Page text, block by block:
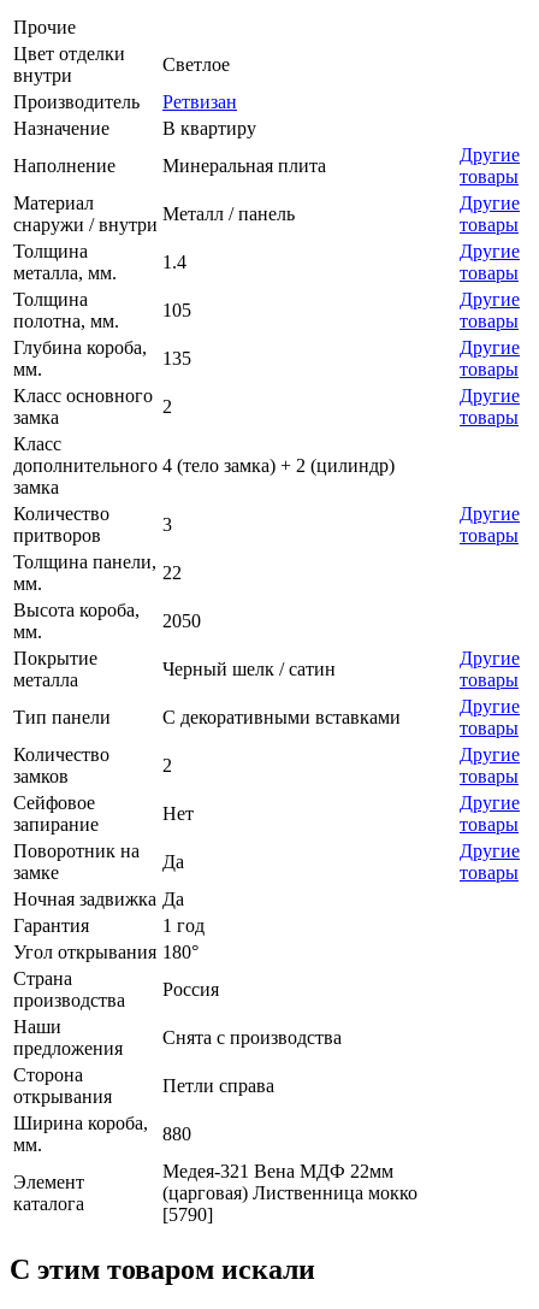
Прочие
Цвет отделки
внутри
Светлое
Производитель
Ретвизан
Назначение
В квартиру
Наполнение
Минеральная плита
Другие
товары
Материал
снаружи / внутри
Металл / панель
Другие
товары
Толщина
металла, мм.
1.4
Другие
товары
Толщина
полотна, мм.
105
Другие
товары
Глубина короба,
мм.
135
Другие
товары
Класс основного
замка
2
Другие
товары
Класс
дополнительного
замка
4 (тело замка) + 2 (цилиндр)
Количество
притворов
3
Другие
товары
Толщина панели,
мм.
22
Высота короба,
мм.
2050
Покрытие
металла
Черный шелк / сатин
Другие
товары
Тип панели
С декоративными вставками
Другие
товары
Количество
замков
2
Другие
товары
Сейфовое
запирание
Нет
Другие
товары
Поворотник на
замке
Да
Другие
товары
Ночная задвижка Да
Гарантия
1 год
Угол открывания 180°
Страна
производства
Россия
Наши
предложения
Снята с производства
Сторона
открывания
Петли справа
Ширина короба,
мм.
880
Элемент
каталога
Медея-321 Вена МДФ 22мм
(царговая) Лиственница мокко
[5790]
C этим товаром искали